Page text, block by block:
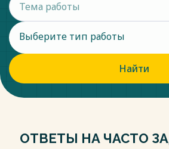
Выберите тип работы
Найти
ОТВЕТЫ НА ЧАСТО